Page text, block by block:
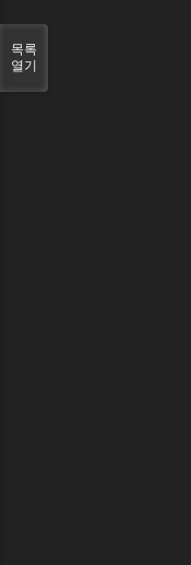
목록
열기